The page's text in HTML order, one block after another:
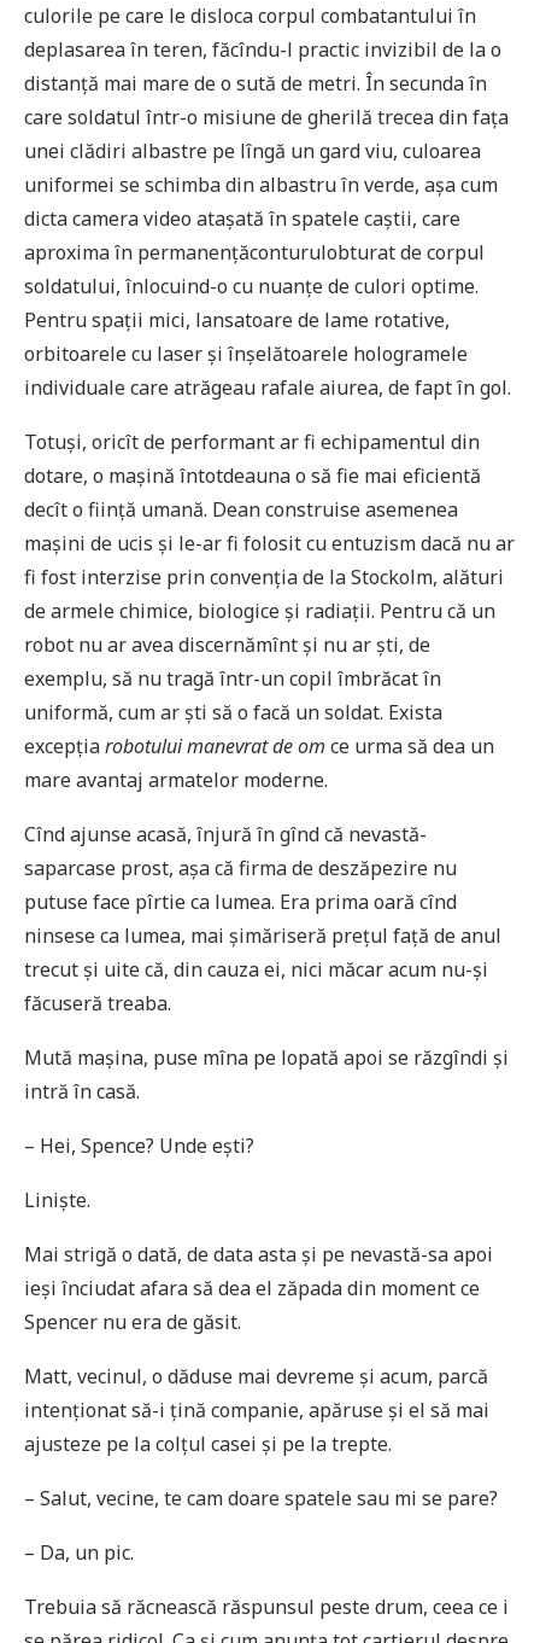
culorile pe care le disloca corpul combatantului în
deplasarea în teren, făcîndu-l practic invizibil de la o
distanță mai mare de o sută de metri. În secunda în
care soldatul într-o misiune de gherilă trecea din fața
unei clădiri albastre pe lîngă un gard viu, culoarea
uniformei se schimba din albastru în verde, așa cum
dicta camera video atașată în spatele caștii, care
aproxima în permanențăconturulobturat de corpul
soldatului, înlocuind-o cu nuanțe de culori optime.
Pentru spații mici, lansatoare de lame rotative,
orbitoarele cu laser și înșelătoarele hologramele
individuale care atrăgeau rafale aiurea, de fapt în gol.
Totuși, oricît de performant ar fi echipamentul din
dotare, o mașină întotdeauna o să fie mai eficientă
decît o ființă umană. Dean construise asemenea
mașini de ucis și le-ar fi folosit cu entuzism dacă nu ar
fi fost interzise prin convenția de la Stockolm, alături
de armele chimice, biologice și radiații. Pentru că un
robot nu ar avea discernămînt și nu ar ști, de
exemplu, să nu tragă într-un copil îmbrăcat în
uniformă, cum ar ști să o facă un soldat. Exista
excepțiarobotului manevrat de om ce urma să dea un
mare avantaj armatelor moderne.
Cînd ajunse acasă, înjură în gînd că nevastă-
saparcase prost, așa că firma de deszăpezire nu
putuse face pîrtie ca lumea. Era prima oară cînd
ninsese ca lumea, mai șimăriseră prețul față de anul
trecut și uite că, din cauza ei, nici măcar acum nu-și
făcuseră treaba.
Mută mașina, puse mîna pe lopată apoi se răzgîndi și
intră în casă.
– Hei, Spence? Unde ești?
Liniște.
Mai strigă o dată, de data asta și pe nevastă-sa apoi
ieși înciudat afara să dea el zăpada din moment ce
Spencer nu era de găsit.
Matt, vecinul, o dăduse mai devreme și acum, parcă
intenționat să-i țină companie, apăruse și el să mai
ajusteze pe la colțul casei și pe la trepte.
– Salut, vecine, te cam doare spatele sau mi se pare?
– Da, un pic.
Trebuia să răcnească răspunsul peste drum, ceea ce i